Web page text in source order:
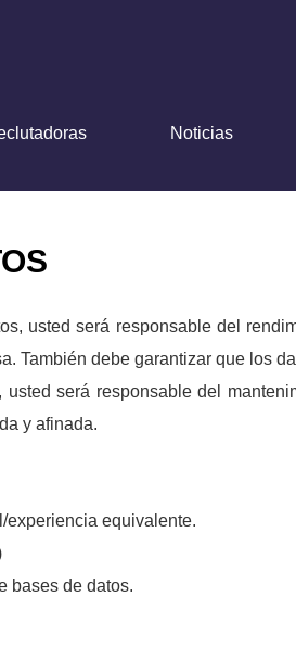
Noticias
usted será responsable del
También debe garantizar que los
será responsable del
y afinada.
experiencia equivalente.
bases de datos.